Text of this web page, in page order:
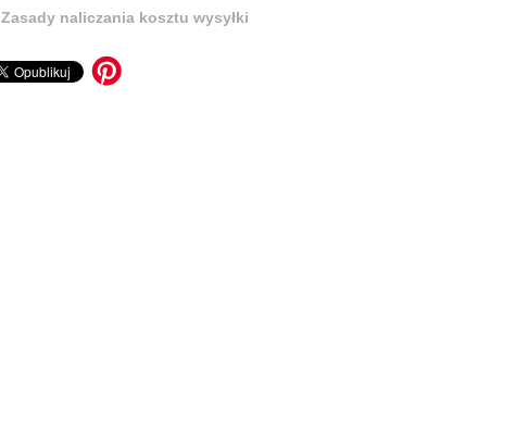
Zasady naliczania kosztu wysyłki